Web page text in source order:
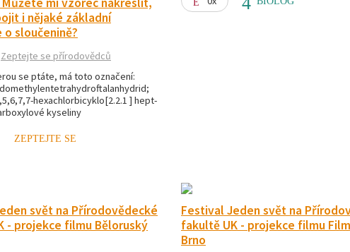
i nějaké základní
o sloučenině?
Zeptejte se přírodovědců
se ptáte, má toto označení:
hexachlorbicyklo[2.2.1 ] hept-
kyseliny
ZEPTEJTE SE
svět na Přírodovědecké
- projekce filmu Běloruský
Festival Jeden svět na
fakultě UK - projekce filmu
Brno